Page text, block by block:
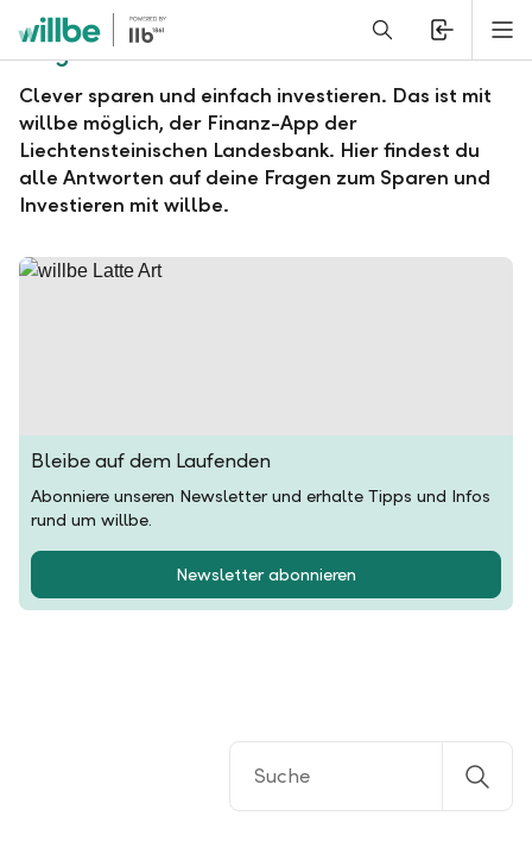
Alerts.Headline
Fragen und Antworten zu willbe
Clever sparen und einfach investieren. Das ist mit
willbe möglich, der Finanz-App der
Liechtensteinischen Landesbank. Hier findest du
alle Antworten auf deine Fragen zum Sparen und
Investieren mit willbe.
Bleibe auf dem Laufenden
Abonniere unseren Newsletter und erhalte Tipps und Infos
rund um willbe.
Newsletter abonnieren